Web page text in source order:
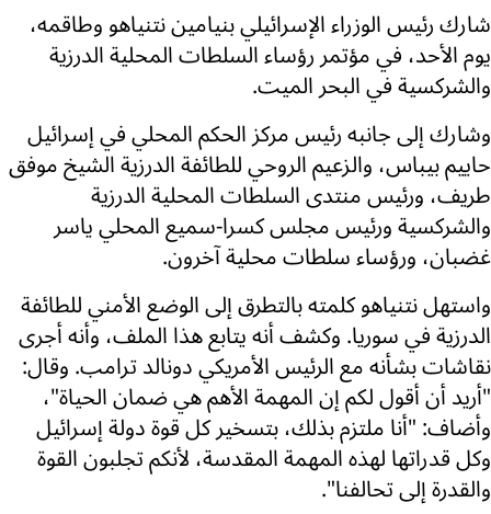
شارك رئيس الوزراء الإسرائيلي بنيامين نتنياهو وطاقمه،
يوم الأحد، في مؤتمر رؤساء السلطات المحلية الدرزية
والشركسية في البحر الميت.
وشارك إلى جانبه رئيس مركز الحكم المحلي في إسرائيل
حاييم بيباس، والزعيم الروحي للطائفة الدرزية الشيخ موفق
طريف، ورئيس منتدى السلطات المحلية الدرزية
والشركسية ورئيس مجلس كسرا-سميع المحلي ياسر
غضبان، ورؤساء سلطات محلية آخرون.
واستهل نتنياهو كلمته بالتطرق إلى الوضع الأمني للطائفة
الدرزية في سوريا. وكشف أنه يتابع هذا الملف، وأنه أجرى
نقاشات بشأنه مع الرئيس الأمريكي دونالد ترامب. وقال:
"أريد أن أقول لكم إن المهمة الأهم هي ضمان الحياة"،
وأضاف: "أنا ملتزم بذلك، بتسخير كل قوة دولة إسرائيل
وكل قدراتها لهذه المهمة المقدسة، لأنكم تجلبون القوة
والقدرة إلى تحالفنا".